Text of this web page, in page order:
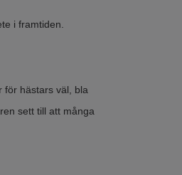
i framtiden.
för hästars väl, bla
sett till att många